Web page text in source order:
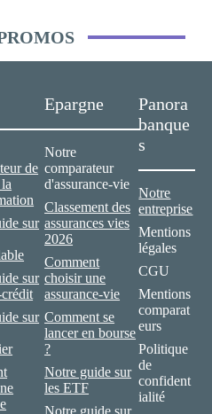
de
sur
sur
sur
Epargne
Notre
comparateur
d'assurance-vie
Classement des
assurances vies
2026
Comment
choisir une
assurance-vie
Comment se
lancer en bourse
?
Notre guide sur
les ETF
Notre guide sur
Panora
banque
s
Notre
entreprise
Mentions
légales
CGU
Mentions
comparat
eurs
Politique
de
confident
ialité